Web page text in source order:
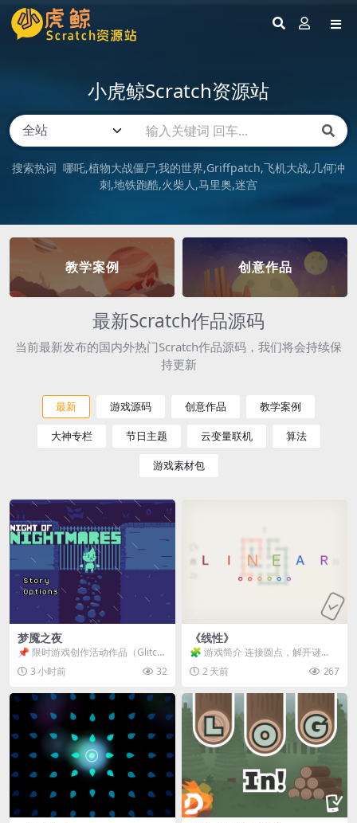
小虎鲸Scratch资源站
搜索热词 哪吒 植物大战僵尸 我的世界 Griffpatch 飞机大战 几何冲
刺 地铁跑酷 火柴人 马里奥 迷宫
教学案例 创意作品
最新Scratch作品源码
当前最新发布的国内外热门Scratch作品源码，我们将会持续保
持更新
最新 游戏源码 创意作品 教学案例
大神专栏 节日主题 云变量联机 算法
游戏素材包
梦魇之夜
📌 限时游戏创作活动作品（Glitch
Game Jam） 📖 故事背景 怪物四...
3 小时前 32
《线性》
🧩 游戏简介 连接圆点，解开谜
题。 ⚠️ 重要提示 所有关卡均可通
关，请确保使用...
2 天前 267